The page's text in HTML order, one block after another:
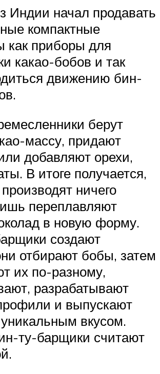
Индии начал продавать
компактные
как приборы для
какао-бобов и так
движению бин-
берут
массу, придают
добавляют орехи,
В итоге получается,
ничего
переплавляют
в новую форму.
создают
отбирают бобы, затем
их по-разному,
разрабатывают
и выпускают
вкусом.
ту-барщики считают